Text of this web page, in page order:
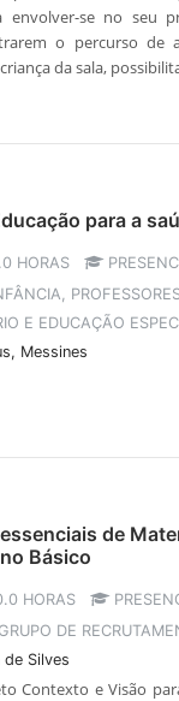
envolver-se no seu
o percurso de
da sala,
para a
HORAS
E EDUCAÇÃO
Messines
de
Básico
HORAS
DE
de Silves
Contexto e Visão